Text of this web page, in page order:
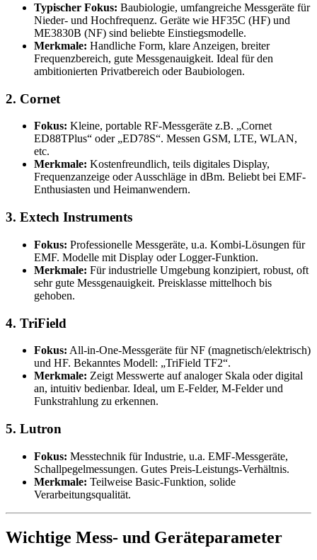
Typischer Fokus: Baubiologie, umfangreiche Messgeräte für
Nieder- und Hochfrequenz. Geräte wie HF35C (HF) und
ME3830B (NF) sind beliebte Einstiegsmodelle.
Merkmale: Handliche Form, klare Anzeigen, breiter
Frequenzbereich, gute Messgenauigkeit. Ideal für den
ambitionierten Privatbereich oder Baubiologen.
2. Cornet
Fokus: Kleine, portable RF-Messgeräte z.B. „Cornet
ED88TPlus“ oder „ED78S“. Messen GSM, LTE, WLAN,
etc.
Merkmale: Kostenfreundlich, teils digitales Display,
Frequenzanzeige oder Ausschläge in dBm. Beliebt bei EMF-
Enthusiasten und Heimanwendern.
3. Extech Instruments
Fokus: Professionelle Messgeräte, u.a. Kombi-Lösungen für
EMF. Modelle mit Display oder Logger-Funktion.
Merkmale: Für industrielle Umgebung konzipiert, robust, oft
sehr gute Messgenauigkeit. Preisklasse mittelhoch bis
gehoben.
4. TriField
Fokus: All-in-One-Messgeräte für NF (magnetisch/elektrisch)
und HF. Bekanntes Modell: „TriField TF2“.
Merkmale: Zeigt Messwerte auf analoger Skala oder digital
an, intuitiv bedienbar. Ideal, um E-Felder, M-Felder und
Funkstrahlung zu erkennen.
5. Lutron
Fokus: Messtechnik für Industrie, u.a. EMF-Messgeräte,
Schallpegelmessungen. Gutes Preis-Leistungs-Verhältnis.
Merkmale: Teilweise Basic-Funktion, solide
Verarbeitungsqualität.
Wichtige Mess- und Geräteparameter